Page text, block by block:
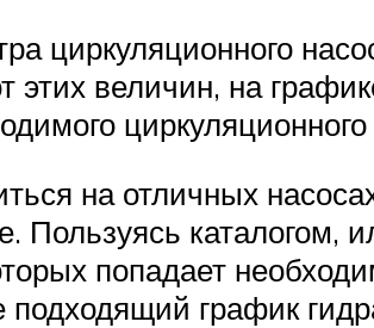
циркуляционного
этих величин, на
на отличных
Пользуясь
попадает
график